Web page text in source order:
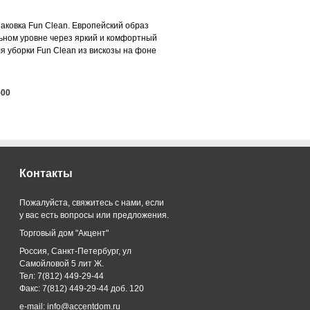
Fun Clean. Европейский образ
уровне через яркий и комфортный
уборки Fun Clean из вискозы на фоне
Контакты
Пожалуйста, свяжитесь с нами, если
у вас есть вопросы или предложения.
Торговый дом "Акцент"
Россия, Санкт-Петербург, ул
Самойловой 5 лит Ж.
Тел: 7(812) 449-29-44
Факс: 7(812) 449-29-44 доб. 120
e-mail: info@accentdom.ru